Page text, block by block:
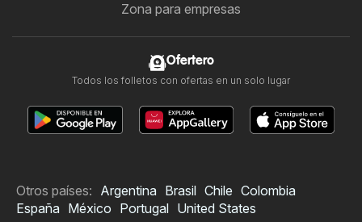
Zona para empresas
Ofertero
Todos los folletos con ofertas en un solo lugar
Otros países: Argentina Brasil Chile Colombia
España México Portugal United States